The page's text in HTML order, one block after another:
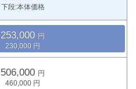
下段:本体価格
253,000
230,000
506,000
460,000